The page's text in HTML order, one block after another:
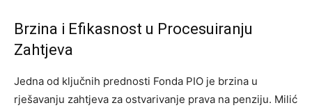
Brzina i Efikasnost u Procesuiranju
Zahtjeva
Jedna od ključnih prednosti Fonda PIO je brzina u
rješavanju zahtjeva za ostvarivanje prava na penziju. Milić